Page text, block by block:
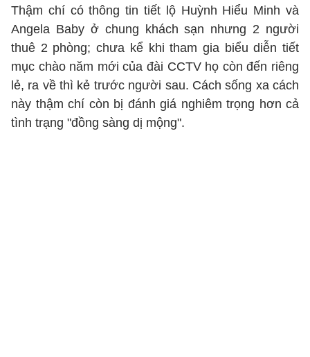
Thậm chí có thông tin tiết lộ Huỳnh Hiểu Minh và
Angela Baby ở chung khách sạn nhưng 2 người
thuê 2 phòng; chưa kể khi tham gia biểu diễn tiết
mục chào năm mới của đài CCTV họ còn đến riêng
lẻ, ra về thì kẻ trước người sau. Cách sống xa cách
này thậm chí còn bị đánh giá nghiêm trọng hơn cả
tình trạng "đồng sàng dị mộng".